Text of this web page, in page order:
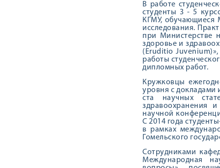
В работе
студенты 3 - 5
КГМУ, обучающиеся
исследования.
при Министерстве
здоровье и
(Eruditio
работы
дипломных работ.
Кружковцы
уровня с докладами
ста научных
здравоохранения
научной
С 2014 года
в рамках
Гомельского
Сотрудниками
Международная